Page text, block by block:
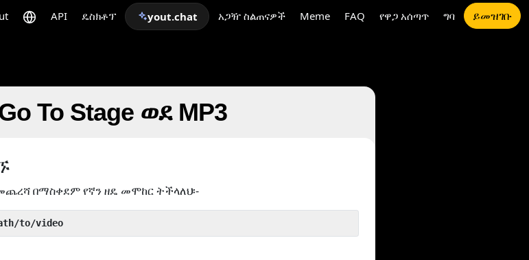
API ዴስክቶፕ yout.chat አጋዥ ስልጠናዎች Meme FAQ የዋጋ አሰጣጥ ግባ ይመዝገቡ
To Stage ወደ MP3
በማስቀደም የኛን ዘዴ መሞከር ትችላለህ፡-
to/video